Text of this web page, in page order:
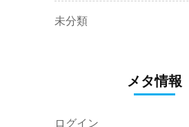
未分類
メタ情報
ログイン